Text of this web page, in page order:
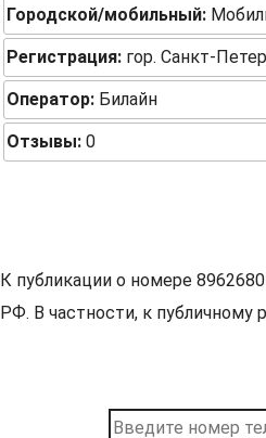
Городской/мобильный:
Регистрация: гор. Санкт-
Оператор: Билайн
Отзывы: 0
К публикации о номере
РФ. В частности, к публичному